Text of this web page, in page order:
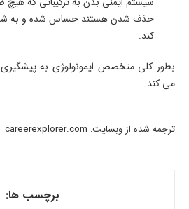
حذف شدن هستند حساس شده و به شدت
کند.
می کند.
ترجمه شده از وبسایت: careerexplorer.com
برچسب ها: